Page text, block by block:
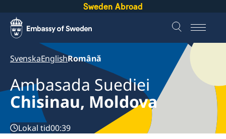
Sweden Abroad
SvenskaEnglishRomână
Ambasada Suediei
Chisinau, Moldova
Lokal tid00:39